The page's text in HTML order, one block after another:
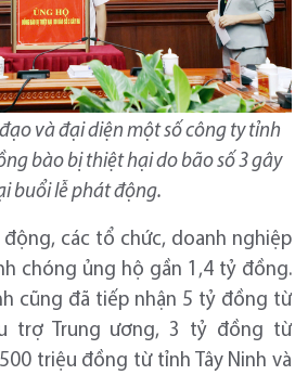
và đại diện một số công ty tỉnh
bào bị thiệt hại do bão số 3 gây
buổi lễ phát động.
các tổ chức, doanh nghiệp
chóng ủng hộ gần 1,4 tỷ đồng.
cũng đã tiếp nhận 5 tỷ đồng từ
trợ Trung ương, 3 tỷ đồng từ
triệu đồng từ tỉnh Tây Ninh và